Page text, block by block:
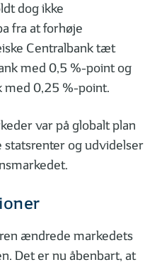
dog ikke
fra at forhøje
Centralbank tæt
med 0,5 %-point og
med 0,25 %-point.
var på globalt plan
statsrenter og udvidelser
ændrede markedets
Det er nu åbenbart, at